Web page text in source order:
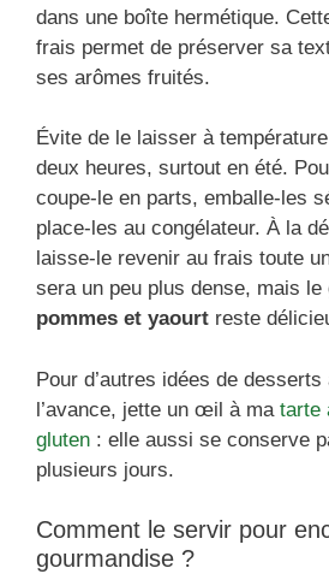
dans une boîte hermétique.
frais permet de préserver sa
ses arômes fruités.
Évite de le laisser à
deux heures, surtout en été.
coupe-le en parts, emballe-les
place-les au congélateur. À la
laisse-le revenir au frais toute
sera un peu plus dense, mais le
pommes et yaourt reste
Pour d’autres idées de
l’avance, jette un œil à ma tarte
gluten : elle aussi se conserve
plusieurs jours.
Comment le servir pour
gourmandise ?